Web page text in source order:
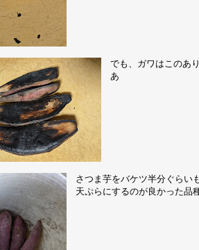
でも、ガワはこのあ
あ
さつま芋をバケツ半分ぐらい
天ぷらにするのが良かった品